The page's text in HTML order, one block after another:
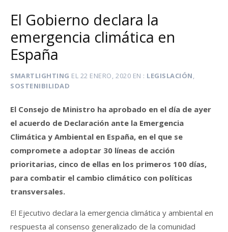
El Gobierno declara la
emergencia climática en
España
SMARTLIGHTING EL 22 ENERO, 2020 EN LEGISLACIÓN,
SOSTENIBILIDAD
El Consejo de Ministro ha aprobado en el día de ayer
el acuerdo de Declaración ante la Emergencia
Climática y Ambiental en España, en el que se
compromete a adoptar 30 líneas de acción
prioritarias, cinco de ellas en los primeros 100 días,
para combatir el cambio climático con políticas
transversales.
El Ejecutivo declara la emergencia climática y ambiental en
respuesta al consenso generalizado de la comunidad